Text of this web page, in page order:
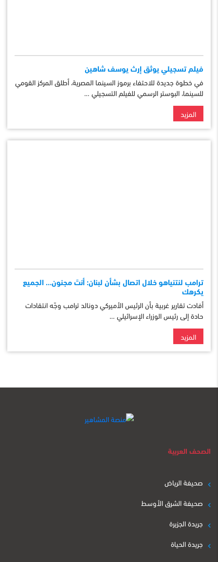
فيلم تسجيلي يوثق إرث يوسف شاهين
في خطوة جديدة للاحتفاء برموز السينما المصرية، أطلق المركز القومي
للسينما، البوستر الرسمي للفيلم التسجيلي …
المزيد
ترامب لنتنياهو خلال اتصال بشأن لبنان: أنتَ مجنون… الجميع
يكرهك
أفادت تقارير غربية بأن الرئيس الأميركي دونالد ترامب وجّه انتقادات
حادة إلى رئيس الوزراء الإسرائيلي …
المزيد
الصحف العربية
صحيفة الرياض
صحيفة الشرق الأوسط
جريدة الجزيرة
جريدة الحياة